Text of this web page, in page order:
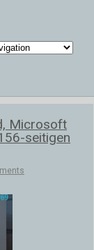
Microsoft
seitigen